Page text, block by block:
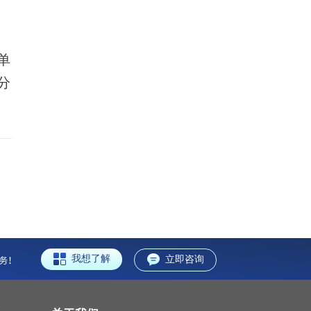
我想了解 立即咨询